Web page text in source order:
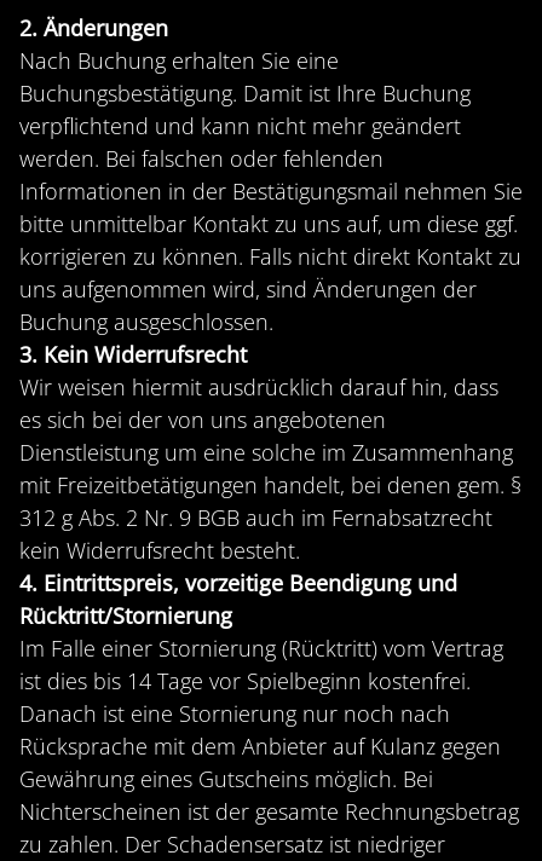
2. Änderungen
Nach Buchung erhalten Sie eine
Buchungsbestätigung. Damit ist Ihre Buchung
verpflichtend und kann nicht mehr geändert
werden. Bei falschen oder fehlenden
Informationen in der Bestätigungsmail nehmen Sie
bitte unmittelbar Kontakt zu uns auf, um diese ggf.
korrigieren zu können. Falls nicht direkt Kontakt zu
uns aufgenommen wird, sind Änderungen der
Buchung ausgeschlossen.
3. Kein Widerrufsrecht
Wir weisen hiermit ausdrücklich darauf hin, dass
es sich bei der von uns angebotenen
Dienstleistung um eine solche im Zusammenhang
mit Freizeitbetätigungen handelt, bei denen gem. §
312 g Abs. 2 Nr. 9 BGB auch im Fernabsatzrecht
kein Widerrufsrecht besteht.
4. Eintrittspreis, vorzeitige Beendigung und
Rücktritt/Stornierung
Im Falle einer Stornierung (Rücktritt) vom Vertrag
ist dies bis 14 Tage vor Spielbeginn kostenfrei.
Danach ist eine Stornierung nur noch nach
Rücksprache mit dem Anbieter auf Kulanz gegen
Gewährung eines Gutscheins möglich. Bei
Nichterscheinen ist der gesamte Rechnungsbetrag
zu zahlen. Der Schadensersatz ist niedriger